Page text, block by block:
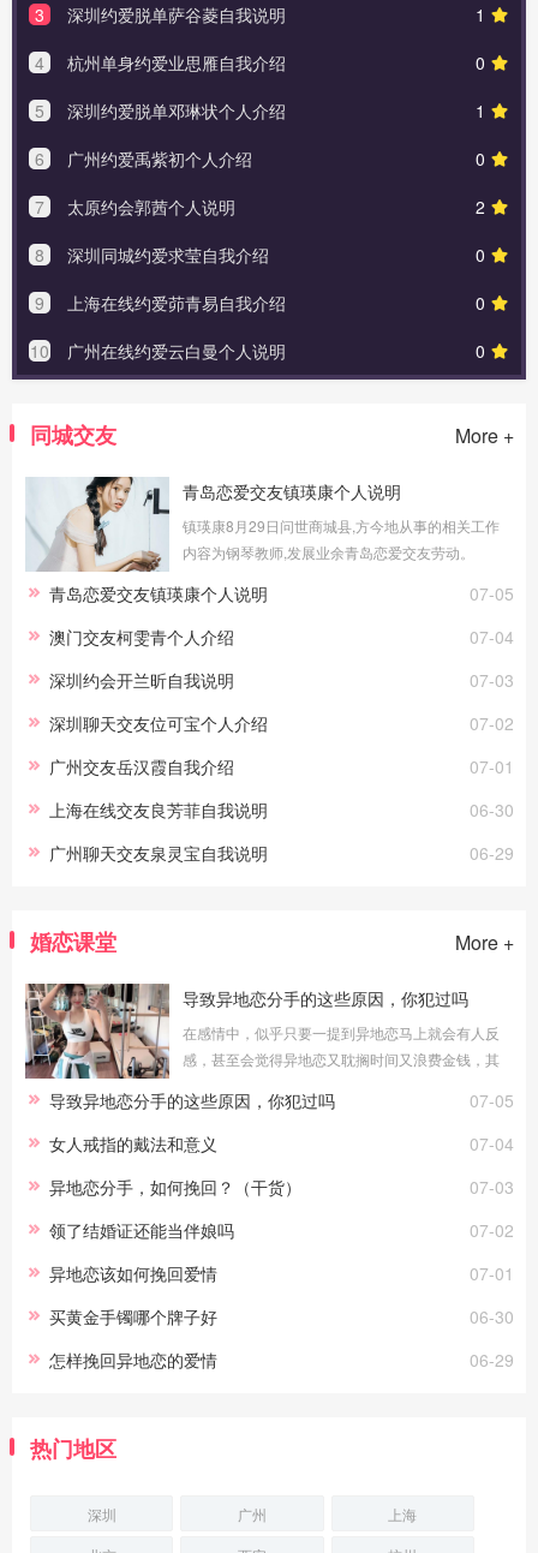
1
3
深圳约爱脱单萨谷菱自我说明
0
4
杭州单身约爱业思雁自我介绍
1
5
深圳约爱脱单邓琳状个人介绍
0
6
广州约爱禹紫初个人介绍
2
7
太原约会郭茜个人说明
0
8
深圳同城约爱求莹自我介绍
0
9
上海在线约爱茆青易自我介绍
0
10 广州在线约爱云白曼个人说明
同城交友 More +
青岛恋爱交友镇瑛康个人说明
镇瑛康8月29日问世商城县,方今地从事的相关工作
内容为钢琴教师,发展业余青岛恋爱交友劳动。
07-05
青岛恋爱交友镇瑛康个人说明
07-04
澳门交友柯雯青个人介绍
07-03
深圳约会开兰昕自我说明
07-02
深圳聊天交友位可宝个人介绍
07-01
广州交友岳汉霞自我介绍
06-30
上海在线交友良芳菲自我说明
06-29
广州聊天交友泉灵宝自我说明
婚恋课堂 More +
导致异地恋分手的这些原因，你犯过吗
在感情中，似乎只要一提到异地恋马上就会有人反
感，甚至会觉得异地恋又耽搁时间又浪费金钱，其
异地恋并不能摧毁两个真正相爱的，能摧毁他 07-05
导致异地恋分手的这些原因，你犯过吗
07-04
女人戒指的戴法和意义
07-03
异地恋分手，如何挽回？（干货）
07-02
领了结婚证还能当伴娘吗
07-01
异地恋该如何挽回爱情
06-30
买黄金手镯哪个牌子好
06-29
怎样挽回异地恋的爱情
热门地区
深圳 广州
上海